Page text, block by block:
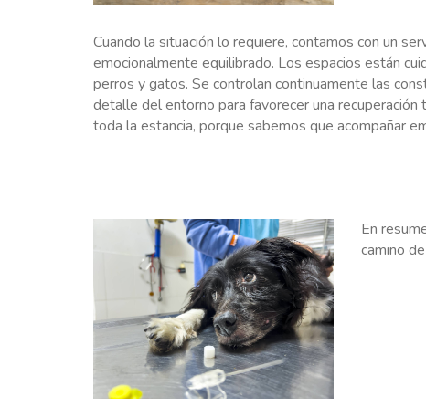
Cuando la situación lo requiere, contamos con un
emocionalmente equilibrado. Los espacios están
perros y gatos. Se controlan continuamente las
detalle del entorno para favorecer una recuperación
toda la estancia, porque sabemos que acompañar
En
camino